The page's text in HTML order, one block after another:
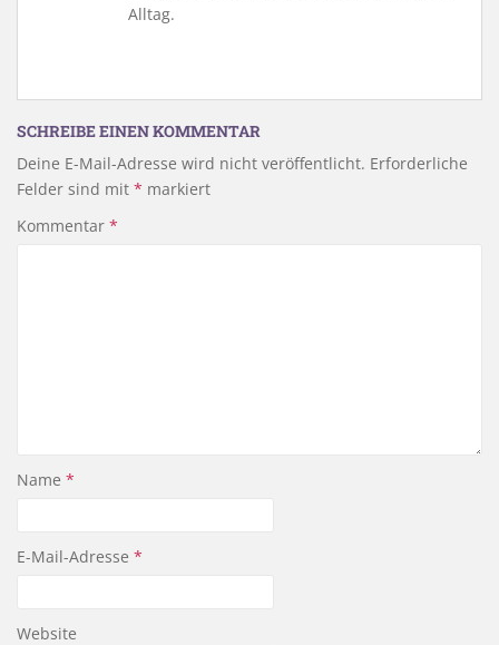
Alltag.
SCHREIBE EINEN KOMMENTAR
Deine E-Mail-Adresse wird nicht veröffentlicht. Erforderliche
Felder sind mit * markiert
Kommentar *
Name *
E-Mail-Adresse *
Website